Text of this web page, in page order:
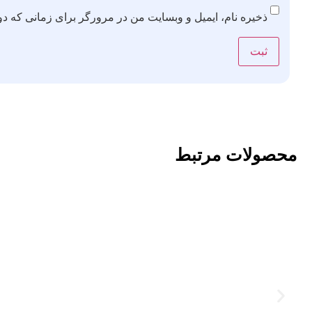
ذخیره نام، ایمیل و وبسایت من در مرورگر برای زمانی که
محصولات مرتبط